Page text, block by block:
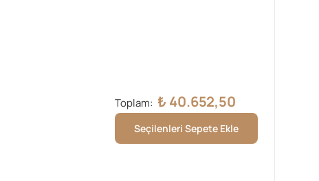
Toplam: ₺ 40.652,50
Seçilenleri Sepete Ekle